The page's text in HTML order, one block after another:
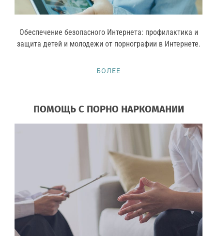
Обеспечение безопасного Интернета: профилактика и
защита детей и молодежи от порнографии в Интернете.
БОЛЕЕ
ПОМОЩЬ С ПОРНО НАРКОМАНИИ